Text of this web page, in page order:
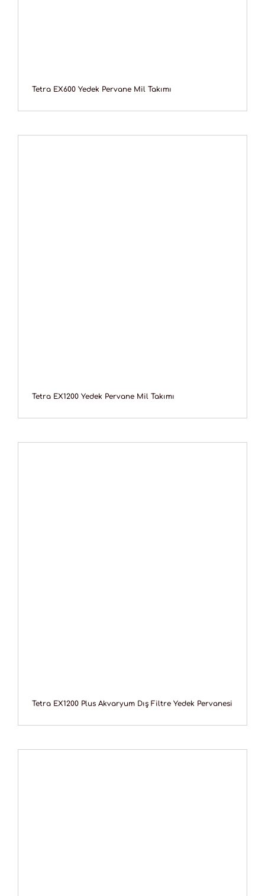
Tetra EX600 Yedek Pervane Mil Takımı
Tetra EX1200 Yedek Pervane Mil Takımı
Tetra EX1200 Plus Akvaryum Dış Filtre Yedek Pervanesi